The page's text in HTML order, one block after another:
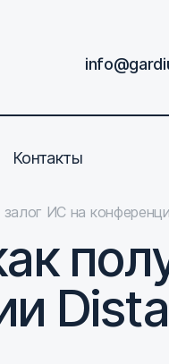
2
Контакты
ИС на